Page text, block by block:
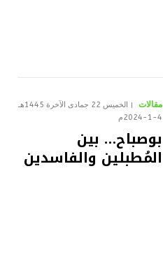
مقالات
الخميس 22 جمادى الآخرة 1445هـ
4-1-2024م
بوصباح… بين
المُطبلين والفاسدين